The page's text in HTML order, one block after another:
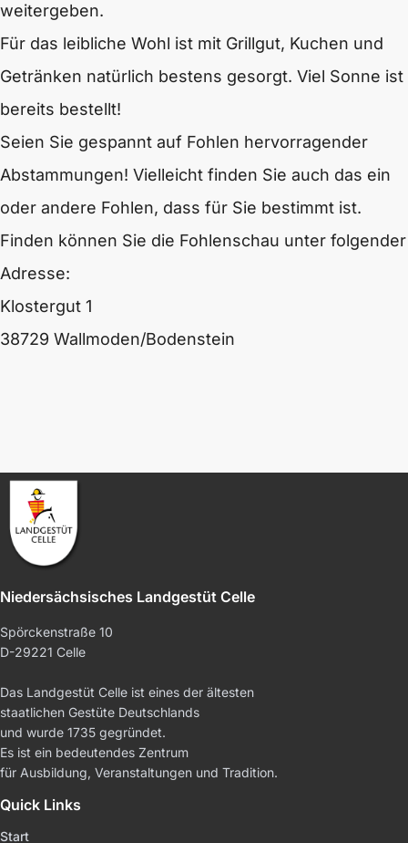
weitergeben.
Für das leibliche Wohl ist mit Grillgut, Kuchen und
Getränken natürlich bestens gesorgt. Viel Sonne ist
bereits bestellt!
Seien Sie gespannt auf Fohlen hervorragender
Abstammungen! Vielleicht finden Sie auch das ein
oder andere Fohlen, dass für Sie bestimmt ist.
Finden können Sie die Fohlenschau unter folgender
Adresse:
Klostergut 1
38729 Wallmoden/Bodenstein
Niedersächsisches Landgestüt Celle
Spörckenstraße 10
D-29221 Celle
Das Landgestüt Celle ist eines der ältesten
staatlichen Gestüte Deutschlands
und wurde 1735 gegründet.
Es ist ein bedeutendes Zentrum
für Ausbildung, Veranstaltungen und Tradition.
Quick Links
Start